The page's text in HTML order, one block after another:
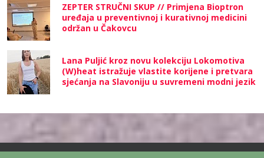
ZEPTER STRUČNI SKUP // Primjena Bioptron
uređaja u preventivnoj i kurativnoj medicini
održan u Čakovcu
Lana Puljić kroz novu kolekciju Lokomotiva
(W)heat istražuje vlastite korijene i pretvara
sjećanja na Slavoniju u suvremeni modni jezik